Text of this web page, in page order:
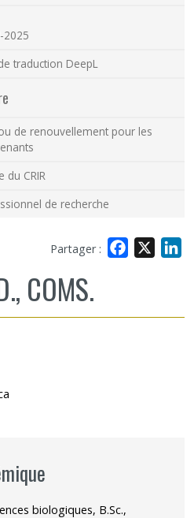
2025
traduction DeepL
de renouvellement pour les
du CRIR
de recherche
Partager : Facebook
COMS.
biologiques, B.Sc.,